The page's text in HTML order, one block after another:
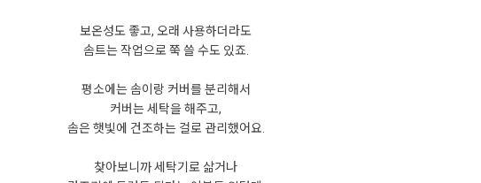
보온성도 좋고, 오래 사용하더라도
솜트는 작업으로 쭉 쓸 수도 있죠.
평소에는 솜이랑 커버를 분리해서
커버는 세탁을 해주고,
솜은 햇빛에 건조하는 걸로 관리했어요.
찾아보니까 세탁기로 삶거나